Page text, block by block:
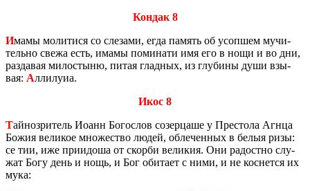
Кондак 8
Имамы мо­ли­ти­ся со сле­за­ми, егда па­мять об усоп­шем му­чи­
тель­но свежа есть, имамы по­ми­на­ти имя его в нощи и во дни,
раз­да­вая ми­ло­сты­ню, питая глад­ных, из глу­би­ны души взы­
вая: Алли­лу­иа.
Икос 8
Тай­но­зри­тель Иоанн Бо­го­слов со­зер­ца­ше у Пре­сто­ла Агнца
Божия ве­ли­кое мно­же­ство людей, об­ле­чен­ных в белыя ризы:
се тии, иже при­и­до­ша от скор­би ве­ли­кия. Они ра­дост­но слу­
жат Богу день и нощь, и Бог оби­та­ет с ними, и не кос­нет­ся их
мука: